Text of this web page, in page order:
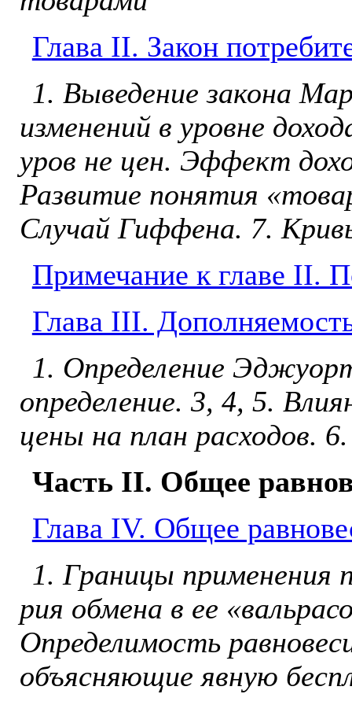
Глава II. Закон
1. Выведение закона
измене­ний в уровне
уров­ не цен. Эффект
Развитие понятия
Случай Гиффена. 7.
Примечание к главе II.
Глава III.
1. Определение
определение. 3, 4, 5.
цены на план расходов.
Часть II. Общее
Глава IV. Общее
1. Границы применения
рия обмена в ее
Определимость
объясняющие явную